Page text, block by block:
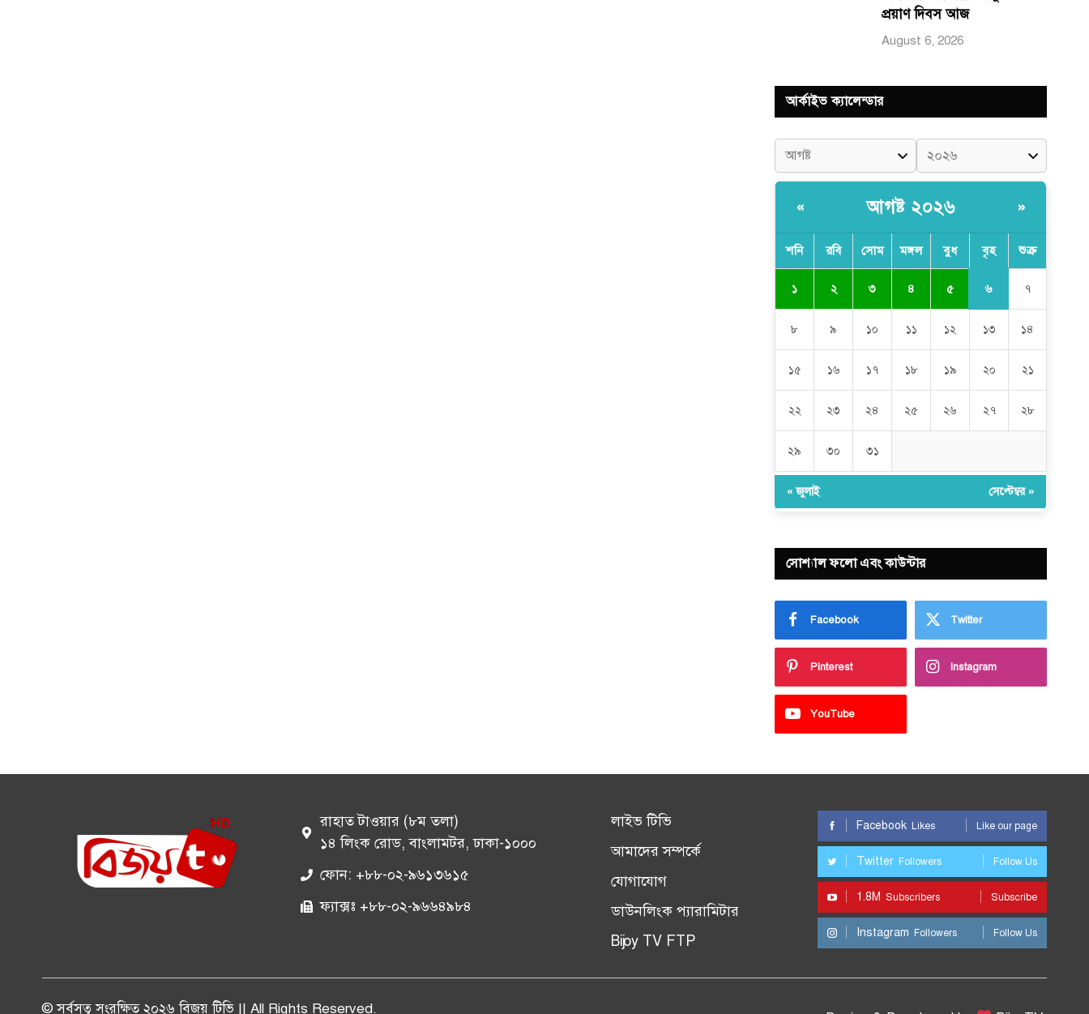
প্রয়াণ দিবস আজ
August 6, 2026
আর্কাইভ ক্যালেন্ডার
« আগষ্ট ২০২৬ »
শনি রবি সোম মঙ্গল বুধ বৃহ শুক্র
১ ২ ৩ ৪ ৫ ৬ ৭
৮ ৯ ১০ ১১ ১২ ১৩ ১৪
১৫ ১৬ ১৭ ১৮ ১৯ ২০ ২১
২২ ২৩ ২৪ ২৫ ২৬ ২৭ ২৮
২৯ ৩০ ৩১
« জুলাই সেপ্টেম্বর »
সোশ্যাল ফলো এবং কাউন্টার
Facebook Twitter
Pinterest Instagram
YouTube
রাহাত টাওয়ার (৮ম তলা)
১৪ লিংক রোড, বাংলামটর, ঢাকা-১০০০
ফোন: +৮৮-০২-৯৬১৩৬১৫
ফ্যাক্সঃ +৮৮-০২-৯৬৬৪৯৮৪
লাইভ টিভি
আমাদের সম্পর্কে
যোগাযোগ
ডাউনলিংক প্যারামিটার
Bijoy TV FTP
Facebook Likes Like our page
Twitter Followers Follow Us
1.8M Subscribers Subscribe
Instagram Followers Follow Us
© সর্বসত্ব সংরক্ষিত ২০২৬ বিজয় টিভি || All Rights Reserved.